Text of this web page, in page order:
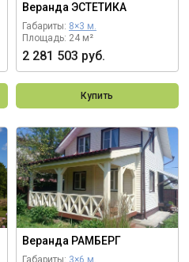
Веранда ЭСТЕТИКА
Габариты: 8×3 м.
Площадь: 24 м²
2 281 503 руб.
Купить
Веранда РАМБЕРГ
Габариты: 3×6 м.